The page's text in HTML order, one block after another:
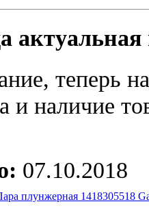
теперь
и наличие
07.10.2018
плунжерная 1418305518